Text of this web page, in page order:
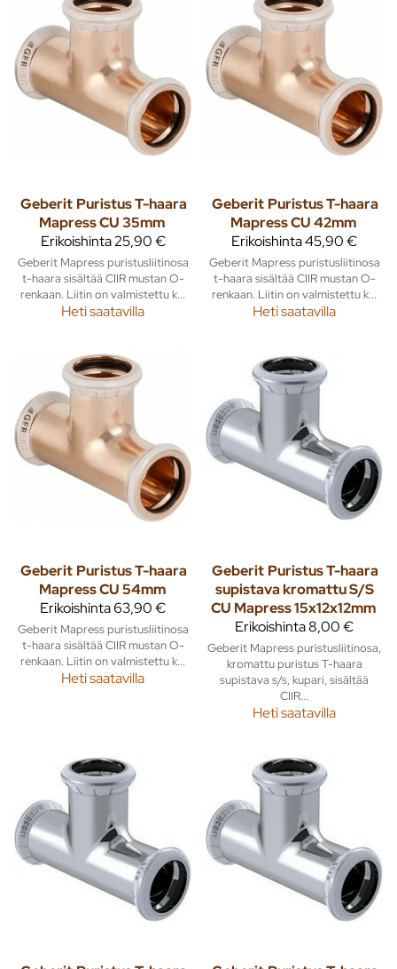
Geberit Puristus T-haara
Mapress CU 35mm
Erikoishinta25,90 €
Geberit Mapress puristusliitinosa
t-haara sisältää CIIR mustan O-
renkaan. Liitin on valmistettu k...
Heti saatavilla
Geberit Puristus T-haara
Mapress CU 42mm
Erikoishinta45,90 €
Geberit Mapress puristusliitinosa
t-haara sisältää CIIR mustan O-
renkaan. Liitin on valmistettu k...
Heti saatavilla
Geberit Puristus T-haara
Mapress CU 54mm
Erikoishinta63,90 €
Geberit Mapress puristusliitinosa
t-haara sisältää CIIR mustan O-
renkaan. Liitin on valmistettu k...
Heti saatavilla
Geberit Puristus T-haara
supistava kromattu S/S
CU Mapress 15x12x12mm
Erikoishinta8,00 €
Geberit Mapress puristusliitinosa,
kromattu puristus T-haara
supistava s/s, kupari, sisältää
CIIR...
Heti saatavilla